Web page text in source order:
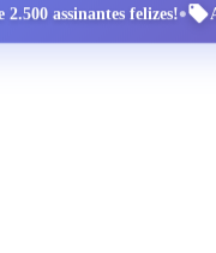
2.500 assinantes felizes!•